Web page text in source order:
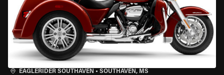
EAGLERIDER SOUTHAVEN • SOUTHAVEN, MS